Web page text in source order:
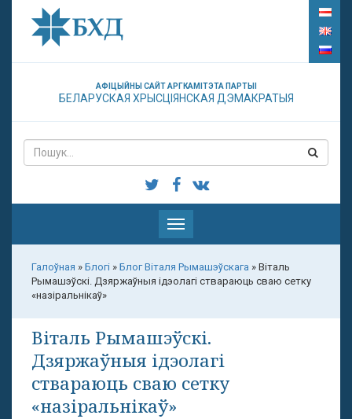
АФІЦЫЙНЫ САЙТ АРГКАМІТЭТА ПАРТЫІ
БЕЛАРУСКАЯ ХРЫСЦІЯНСКАЯ ДЭМАКРАТЫЯ
Паказаць
меню
Галоўная » Блогі » Блог Віталя Рымашэўскага » Віталь
Рымашэўскі. Дзяржаўныя ідэолагі ствараюць сваю сетку
«назіральнікаў»
Віталь Рымашэўскі.
Дзяржаўныя ідэолагі
ствараюць сваю сетку
«назіральнікаў»